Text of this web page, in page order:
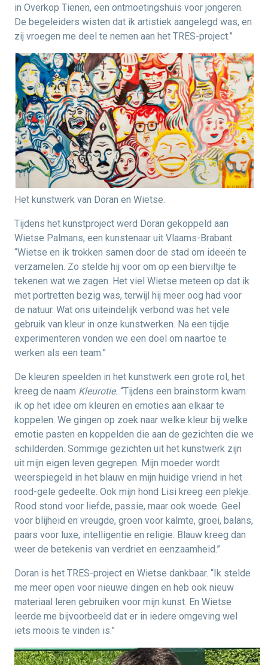
in Overkop Tienen, een ontmoetingshuis voor jongeren.
De begeleiders wisten dat ik artistiek aangelegd was, en
zij vroegen me deel te nemen aan het TRES-project.”
Het kunstwerk van Doran en Wietse.
Tijdens het kunstproject werd Doran gekoppeld aan
Wietse Palmans, een kunstenaar uit Vlaams-Brabant.
“Wietse en ik trokken samen door de stad om ideeën te
verzamelen. Zo stelde hij voor om op een bierviltje te
tekenen wat we zagen. Het viel Wietse meteen op dat ik
met portretten bezig was, terwijl hij meer oog had voor
de natuur. Wat ons uiteindelijk verbond was het vele
gebruik van kleur in onze kunstwerken. Na een tijdje
experimenteren vonden we een doel om naartoe te
werken als een team.”
De kleuren speelden in het kunstwerk een grote rol, het
kreeg de naam Kleurotie. “Tijdens een brainstorm kwam
ik op het idee om kleuren en emoties aan elkaar te
koppelen. We gingen op zoek naar welke kleur bij welke
emotie pasten en koppelden die aan de gezichten die we
schilderden. Sommige gezichten uit het kunstwerk zijn
uit mijn eigen leven gegrepen. Mijn moeder wordt
weerspiegeld in het blauw en mijn huidige vriend in het
rood-gele gedeelte. Ook mijn hond Lisi kreeg een plekje.
Rood stond voor liefde, passie, maar ook woede. Geel
voor blijheid en vreugde, groen voor kalmte, groei, balans,
paars voor luxe, intelligentie en religie. Blauw kreeg dan
weer de betekenis van verdriet en eenzaamheid.”
Doran is het TRES-project en Wietse dankbaar. “Ik stelde
me meer open voor nieuwe dingen en heb ook nieuw
materiaal leren gebruiken voor mijn kunst. En Wietse
leerde me bijvoorbeeld dat er in iedere omgeving wel
iets moois te vinden is.”